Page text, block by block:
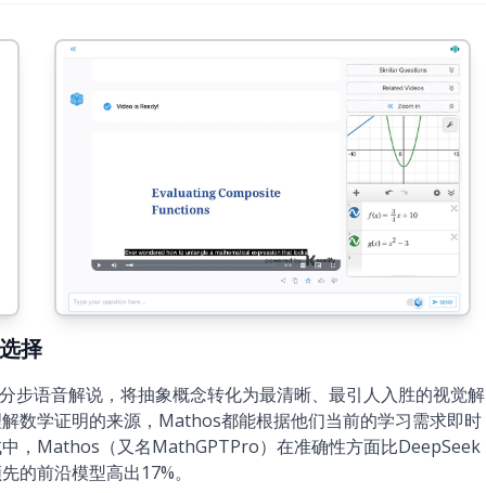
择
语音解说，将抽象概念转化为最清晰、最引人入胜的视觉解
数学证明的来源，Mathos都能根据他们当前的学习需求即时
，Mathos（又名MathGPTPro）在准确性方面比DeepSeek
前沿模型高出17%。